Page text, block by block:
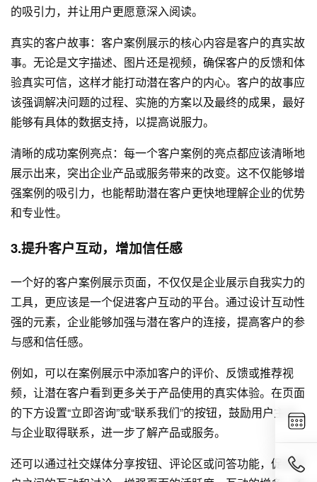
的吸引力，并让用户更愿意深入阅读。
真实的客户故事：客户案例展示的核心内容是客户的真实故
事。无论是文字描述、图片还是视频，确保客户的反馈和体
验真实可信，这样才能打动潜在客户的内心。客户的故事应
该强调解决问题的过程、实施的方案以及最终的成果，最好
能够有具体的数据支持，以提高说服力。
清晰的成功案例亮点：每一个客户案例的亮点都应该清晰地
展示出来，突出企业产品或服务带来的改变。这不仅能够增
强案例的吸引力，也能帮助潜在客户更快地理解企业的优势
和专业性。
3.提升客户互动，增加信任感
一个好的客户案例展示页面，不仅仅是企业展示自我实力的
工具，更应该是一个促进客户互动的平台。通过设计互动性
强的元素，企业能够加强与潜在客户的连接，提高客户的参
与感和信任感。
例如，可以在案例展示中添加客户的评价、反馈或推荐视
频，让潜在客户看到更多关于产品使用的真实体验。在页面
的下方设置“立即咨询”或“联系我们”的按钮，鼓励用户主动
与企业取得联系，进一步了解产品或服务。
还可以通过社交媒体分享按钮、评论区或问答功能，促进客